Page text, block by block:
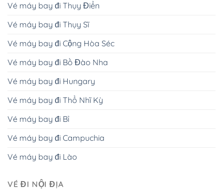
Vé máy bay đi Thụy Điển
Vé máy bay đi Thụy Sĩ
Vé máy bay đi Cộng Hòa Séc
Vé máy bay đi Bồ Đào Nha
Vé máy bay đi Hungary
Vé máy bay đi Thổ Nhĩ Kỳ
Vé máy bay đi Bỉ
Vé máy bay đi Campuchia
Vé máy bay đi Lào
VÉ ĐI NỘI ĐỊA